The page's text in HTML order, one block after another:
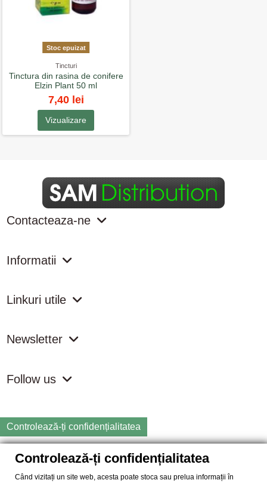
Stoc epuizat
Tincturi
Tinctura din rasina de conifere
Elzin Plant 50 ml
7,40 lei
Vizualizare
Contacteaza-ne
Informatii
Linkuri utile
Newsletter
Follow us
Controlează-ți confidențialitatea
Copyright
2026 samdistribution.ro - Magazin online cu Produse
Controlează-ți confidențialitatea
Când vizitați un site web, acesta poate stoca sau prelua informații în